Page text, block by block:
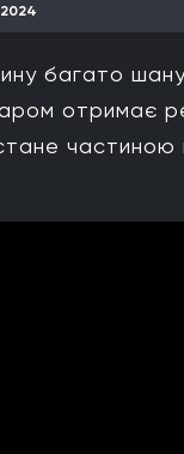
багато
отримає
частиною